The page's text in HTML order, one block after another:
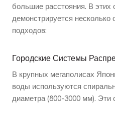
большие расстояния. В этих
демонстрируется несколько
подходов:
Городские Системы
В крупных мегаполисах
воды используются
диаметра (800-3000 мм). Эти